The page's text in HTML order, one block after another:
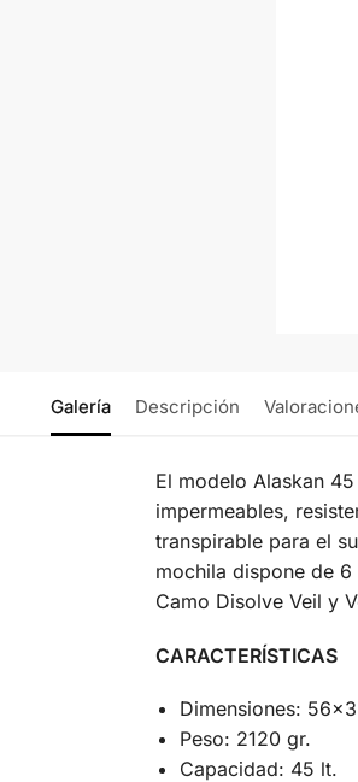
Galería Descripción
El modelo Alaskan
impermeables,
transpirable para el
mochila dispone de
Camo Disolve Veil y
CARACTERÍSTICAS
Dimensiones:
Peso: 2120 gr.
Capacidad: 45 lt.